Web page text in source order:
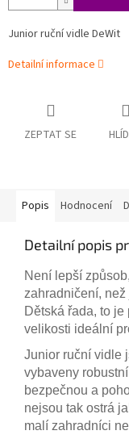
Junior ruční vidle DeWit
Detailní informace
ZEPTAT SE
Popis Hodnocení
Detailní popis
Není lepší
zahradničení,
Dětská řada, to
velikosti ideální
Junior ruční vidle
vybaveny
bezpečnou a
nejsou tak ostrá
malí zahradníci